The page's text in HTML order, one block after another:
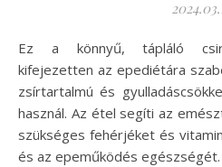
Ez a könnyű, tápláló csirkehúsos zöldségpörkölt
kifejezetten az epediétára
zsírtartalmú és
használ. Az étel segíti az
szükséges fehérjéket és
és az epeműködés egészségét.